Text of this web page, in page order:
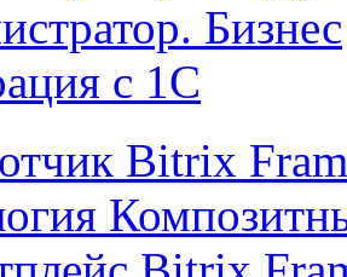
Бизнес
с 1С
Bitrix